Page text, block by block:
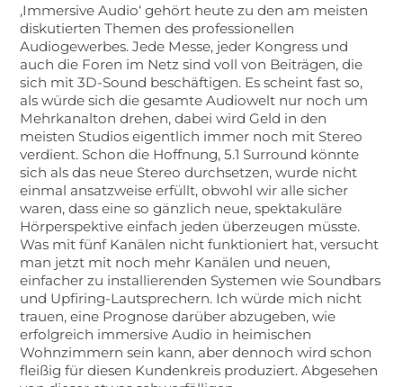
‚Immersive Audio‘ gehört heute zu den am meisten
diskutierten Themen des professionellen
Audiogewerbes. Jede Messe, jeder Kongress und
auch die Foren im Netz sind voll von Beiträgen, die
sich mit 3D-Sound beschäftigen. Es scheint fast so,
als würde sich die gesamte Audiowelt nur noch um
Mehrkanalton drehen, dabei wird Geld in den
meisten Studios eigentlich immer noch mit Stereo
verdient. Schon die Hoffnung, 5.1 Surround könnte
sich als das neue Stereo durchsetzen, wurde nicht
einmal ansatzweise erfüllt, obwohl wir alle sicher
waren, dass eine so gänzlich neue, spektakuläre
Hörperspektive einfach jeden überzeugen müsste.
Was mit fünf Kanälen nicht funktioniert hat, versucht
man jetzt mit noch mehr Kanälen und neuen,
einfacher zu installierenden Systemen wie Soundbars
und Upfiring-Lautsprechern. Ich würde mich nicht
trauen, eine Prognose darüber abzugeben, wie
erfolgreich immersive Audio in heimischen
Wohnzimmern sein kann, aber dennoch wird schon
fleißig für diesen Kundenkreis produziert. Abgesehen